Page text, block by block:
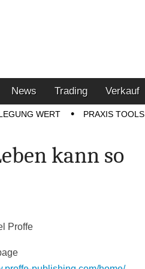
News Trading Verkauf
WERT PRAXIS TOOLS
kann so
Proffe